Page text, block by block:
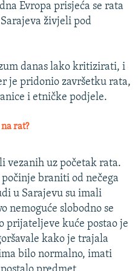
Evropa prisjeća se rata
živjeli pod
danas lako kritizirati, i
je pridonio završetku rata,
i etničke podjele.
rat?
vezanih uz početak rata.
počinje braniti od nečega
u Sarajevu su imali
nemoguće slobodno se
prijateljeve kuće postao je
kako je trajala
bilo normalno, imati